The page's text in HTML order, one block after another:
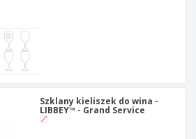
Szklany kieliszek do wina -
LIBBEY™ - Grand Service